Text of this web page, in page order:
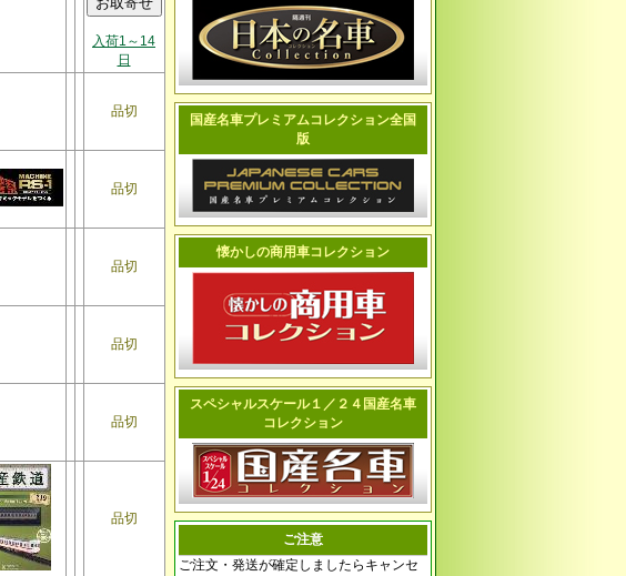
入荷1～14
日
品切
品切
品切
品切
品切
品切
国産名車プレミアムコレクション全国
版
懐かしの商用車コレクション
スペシャルスケール１／２４国産名車
コレクション
ご注意
ご注文・発送が確定しましたらキャンセ